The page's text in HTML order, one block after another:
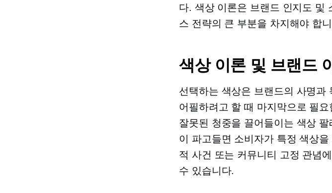
다. 색상 이론은 브랜드 인지도 및
스 전략의 큰 부분을 차지해야 합
색상 이론 및 브랜드
선택하는 색상은 브랜드의 사명과
어필하려고 할 때 마지막으로 필
잘못된 청중을 끌어들이는 색상
이 파고들면 소비자가 특정 색상
적 사건 또는 커뮤니티 고정 관념
수 있습니다.